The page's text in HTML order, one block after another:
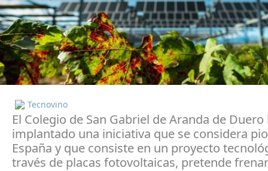
Tecnovino
El Colegio de San Gabriel de Aranda de Duero
implantado una iniciativa que se considera
España y que consiste en un proyecto
través de placas fotovoltaicas, pretende